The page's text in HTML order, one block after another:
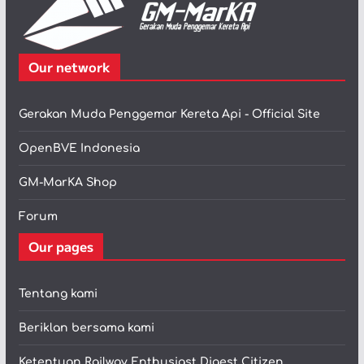
Our network
Gerakan Muda Penggemar Kereta Api - Official Site
OpenBVE Indonesia
GM-MarKA Shop
Forum
Our pages
Tentang kami
Beriklan bersama kami